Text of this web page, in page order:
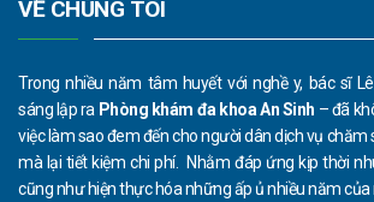
VỀ CHÚNG TÔI
Trong nhiều năm tâm huyết với nghề y, bác sĩ
sáng lập ra Phòng khám đa khoa An Sinh – đã
việc làm sao đem đến cho người dân dịch vụ
mà lại tiết kiệm chi phí. Nhằm đáp ứng kịp thời
cũng như hiện thực hóa những ấp ủ nhiều năm